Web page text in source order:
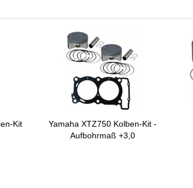
Kit
Yamaha XTZ750 Kolben-Kit -
Aufbohrmaß +3,0